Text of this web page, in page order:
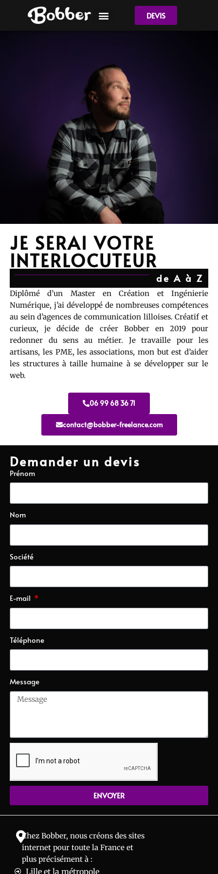
DEVIS
JE SERAI VOTRE
INTERLOCUTEUR
de A à Z
Diplômé d’un Master en Création et Ingénierie
Numérique, j’ai développé de nombreuses compétences
au sein d’agences de communication lilloises. Créatif et
curieux, je décide de créer Bobber en 2019 pour
redonner du sens au métier. Je travaille pour les
artisans, les PME, les associations, mon but est d’aider
les structures à taille humaine à se développer sur le
web.
06 99 68 36 71
contact@bobber-freelance.com
Demander un devis
Prénom
Nom
Société
E-mail
Téléphone
Message
ENVOYER
Chez Bobber, nous créons des sites
internet pour toute la France et
plus précisément à :
Lille et la métropole